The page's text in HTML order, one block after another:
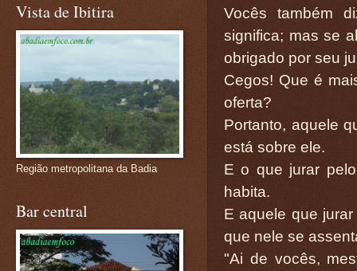
Vocês também
significa; mas se
obrigado por seu
Cegos! Que é
oferta?
Portanto, aquele
está sobre ele.
E o que jurar
habita.
E aquele que
que nele se
"Ai de vocês,
Vista de Ibitira
Região metropolitana da Badia
Bar central